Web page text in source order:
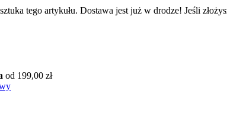
tego artykułu. Dostawa jest już w drodze! Jeśli
od 199,00 zł